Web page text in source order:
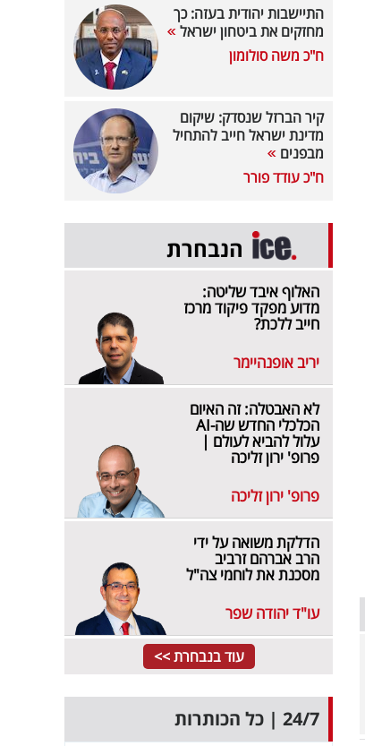
התיישבות יהודית בעזה: כך
מחזקים את ביטחון ישראל
ח"כ משה סולומון
קיר הברזל שנסדק: שיקום
מדינת ישראל חייב להתחיל
מבפנים
ח"כ עודד פורר
הנבחרת
האלוף איבד שליטה:
מדוע מפקד פיקוד מרכז
חייב ללכת?
יריב אופנהיימר
לא האבטלה: זה האיום
הכלכלי החדש שה-AI
עלול להביא לעולם |
פרופ' ירון זליכה
פרופ' ירון זליכה
הדלקת משואה על ידי
הרב אברהם זרביב
מסכנת את לוחמי צה"ל
עו"ד יהודה שפר
עוד בנבחרת >>
24/7 | כל הכותרות